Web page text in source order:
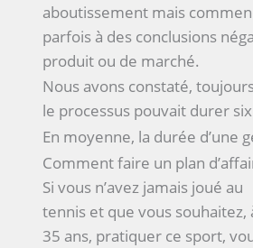
aboutissement mais
parfois à des conclusions
produit ou de marché.
Nous avons constaté,
le processus pouvait durer
En moyenne, la durée d’une
Comment faire un plan
Si vous n’avez jamais joué au
tennis et que vous souhaitez,
35 ans, pratiquer ce sport,